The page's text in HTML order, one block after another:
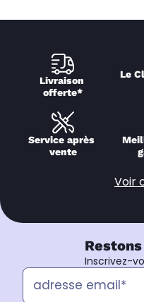
Livraison
offerte*
Le
Service après
vente
Voir
Inscrivez-